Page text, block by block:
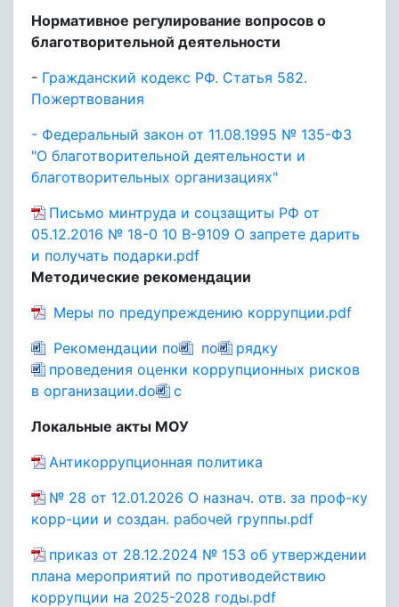
Нормативное регулирование вопросов о
благотворительной деятельности
- Гражданский кодекс РФ. Статья 582.
Пожертвования
- Федеральный закон от 11.08.1995 № 135-ФЗ
"О благотворительной деятельности и
благотворительных организациях"
Письмо минтруда и соцзащиты РФ от
05.12.2016 № 18-0 10 В-9109 О запрете дарить
и получать подарки.pdf
Методические рекомендации
Меры по предупреждению коррупции.pdf
Рекомендации по
по
рядку
проведения оценки коррупционных рисков
в организации.do
c
Локальные акты МОУ
Антикоррупционная политика
№ 28 от 12.01.2026 О назнач. отв. за проф-ку
корр-ции и создан. рабочей группы.pdf
приказ от 28.12.2024 № 153 об утверждении
плана мероприятий по противодействию
коррупции на 2025-2028 годы.pdf